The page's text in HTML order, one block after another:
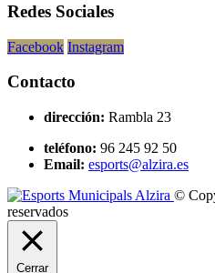
Redes Sociales
Facebook Instagram
Contacto
dirección: Rambla 23
teléfono: 96 245 92 50
Email: esports@alzira.es
©
reservados
Cerrar